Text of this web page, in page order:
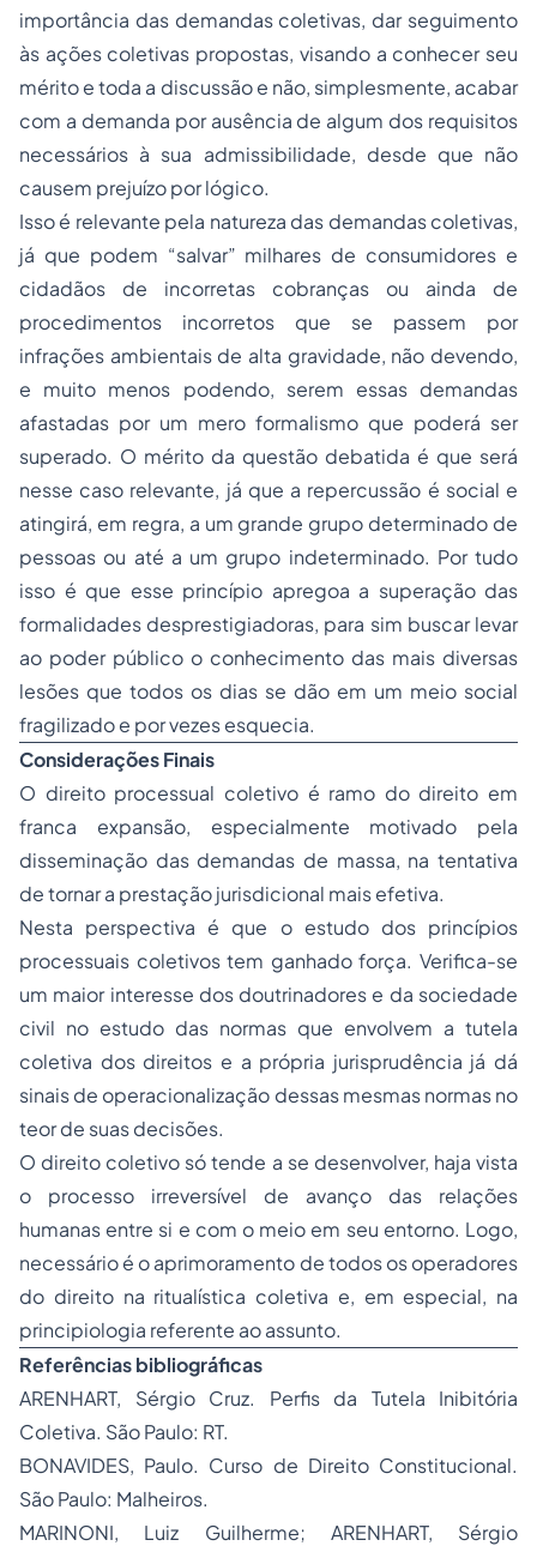
importância das demandas coletivas, dar seguimento
às ações coletivas propostas, visando a conhecer seu
mérito e toda a discussão e não, simplesmente, acabar
com a demanda por ausência de algum dos requisitos
necessários à sua admissibilidade, desde que não
causem prejuízo por lógico.
Isso é relevante pela natureza das demandas coletivas,
já que podem “salvar” milhares de consumidores e
cidadãos de incorretas cobranças ou ainda de
procedimentos incorretos que se passem por
infrações ambientais de alta gravidade, não devendo,
e muito menos podendo, serem essas demandas
afastadas por um mero formalismo que poderá ser
superado. O mérito da questão debatida é que será
nesse caso relevante, já que a repercussão é social e
atingirá, em regra, a um grande grupo determinado de
pessoas ou até a um grupo indeterminado. Por tudo
isso é que esse princípio apregoa a superação das
formalidades desprestigiadoras, para sim buscar levar
ao poder público o conhecimento das mais diversas
lesões que todos os dias se dão em um meio social
fragilizado e por vezes esquecia.
Considerações Finais
O direito processual coletivo é ramo do direito em
franca expansão, especialmente motivado pela
disseminação das demandas de massa, na tentativa
de tornar a prestação jurisdicional mais efetiva.
Nesta perspectiva é que o estudo dos princípios
processuais coletivos tem ganhado força. Verifica-se
um maior interesse dos doutrinadores e da sociedade
civil no estudo das normas que envolvem a tutela
coletiva dos direitos e a própria jurisprudência já dá
sinais de operacionalização dessas mesmas normas no
teor de suas decisões.
O direito coletivo só tende a se desenvolver, haja vista
o processo irreversível de avanço das relações
humanas entre si e com o meio em seu entorno. Logo,
necessário é o aprimoramento de todos os operadores
do direito na ritualística coletiva e, em especial, na
principiologia referente ao assunto.
Referências bibliográficas
ARENHART, Sérgio Cruz. Perfis da Tutela Inibitória
Coletiva. São Paulo: RT.
BONAVIDES, Paulo. Curso de Direito Constitucional.
São Paulo: Malheiros.
MARINONI, Luiz Guilherme; ARENHART, Sérgio